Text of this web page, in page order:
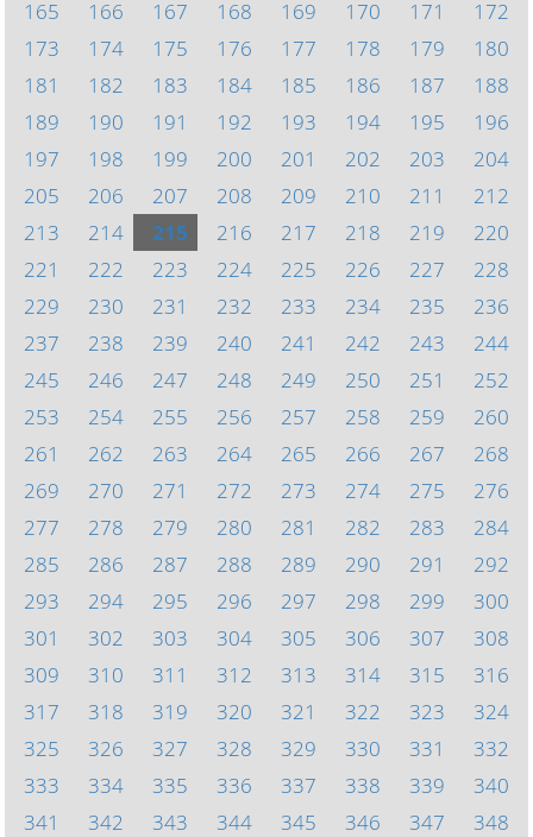
165
166 167 168 169 170 171
172
173
174 175 176 177 178 179
180
181
182 183 184 185 186 187
188
189
190 191 192 193 194 195
196
197
198 199 200 201 202 203
204
205
206 207 208 209 210 211
212
213
214 215 216 217 218 219
220
221
222 223 224 225 226 227
228
229
230 231 232 233 234 235
236
237
238 239 240 241 242 243
244
245
246 247 248 249 250 251
252
253
254 255 256 257 258 259
260
261
262 263 264 265 266 267
268
269
270 271 272 273 274 275
276
277
278 279 280 281 282 283
284
285
286 287 288 289 290 291
292
293
294 295 296 297 298 299
300
301
302 303 304 305 306 307
308
309
310 311 312 313 314 315
316
317
318 319 320 321 322 323
324
325
326 327 328 329 330 331
332
333
334 335 336 337 338 339
340
341
342 343 344 345 346 347 348